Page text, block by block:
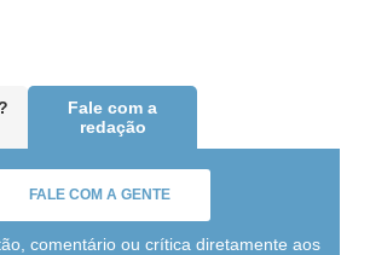
Fale com a
redação
FALE COM A GENTE
comentário ou crítica diretamente aos